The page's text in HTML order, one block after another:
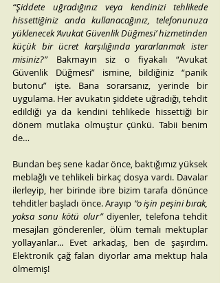
“Şiddete uğradığınız veya kendinizi tehlikede
hissettiğiniz anda kullanacağınız, telefonunuza
yüklenecek ‘Avukat Güvenlik Düğmesi’ hizmetinden
küçük bir ücret karşılığında yararlanmak ister
misiniz?” Bakmayın siz o fiyakalı “Avukat
Güvenlik Düğmesi” ismine, bildiğiniz “panik
butonu” işte. Bana sorarsanız, yerinde bir
uygulama. Her avukatın şiddete uğradığı, tehdit
edildiği ya da kendini tehlikede hissettiği bir
dönem mutlaka olmuştur çünkü. Tabii benim
de…
Bundan beş sene kadar önce, baktığımız yüksek
meblağlı ve tehlikeli birkaç dosya vardı. Davalar
ilerleyip, her birinde ibre bizim tarafa dönünce
tehditler başladı önce. Arayıp “o işin peşini bırak,
yoksa sonu kötü olur” diyenler, telefona tehdit
mesajları gönderenler, ölüm temalı mektuplar
yollayanlar... Evet arkadaş, ben de şaşırdım.
Elektronik çağ falan diyorlar ama mektup hala
ölmemiş!